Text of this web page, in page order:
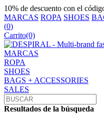
10% de descuento con el
MARCAS ROPA SHOES
(0)
Carrito(0)
MARCAS
ROPA
SHOES
BAGS + ACCESSORIES
SALES
Resultados de la búsqueda